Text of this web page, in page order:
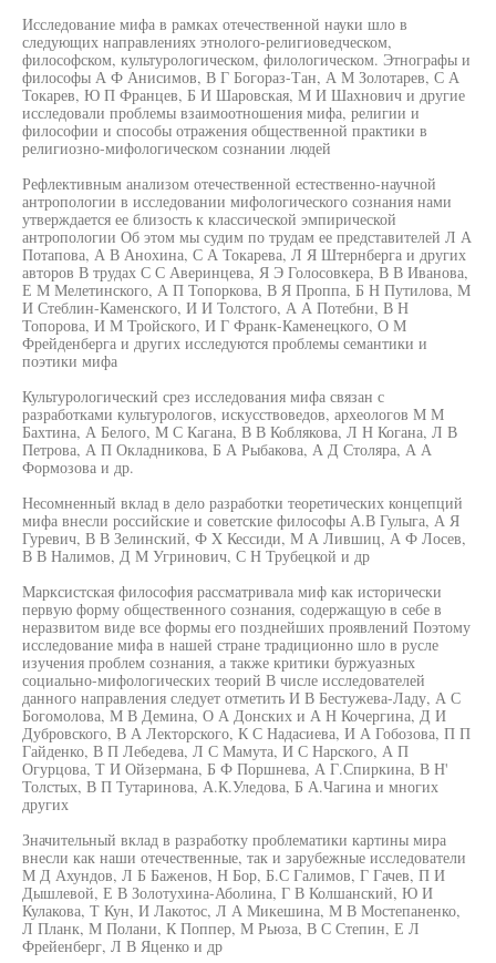
Исследование мифа в рамках отечественной науки шло в
следующих направлениях этнолого-религиоведческом,
философском, культурологическом, филологическом. Этнографы и
философы А Ф Анисимов, В Г Богораз-Тан, А М Золотарев, С А
Токарев, Ю П Францев, Б И Шаровская, М И Шахнович и другие
исследовали проблемы взаимоотношения мифа, религии и
философии и способы отражения общественной практики в
религиозно-мифологическом сознании людей
Рефлективным анализом отечественной естественно-научной
антропологии в исследовании мифологического сознания нами
утверждается ее близость к классической эмпирической
антропологии Об этом мы судим по трудам ее представителей Л А
Потапова, А В Анохина, С А Токарева, Л Я Штернберга и других
авторов В трудах С С Аверинцева, Я Э Голосовкера, В В Иванова,
Е М Мелетинского, А П Топоркова, В Я Проппа, Б Н Путилова, М
И Стеблин-Каменского, И И Толстого, А А Потебни, В Н
Топорова, И М Тройского, И Г Франк-Каменецкого, О М
Фрейденберга и других исследуются проблемы семантики и
поэтики мифа
Культурологический срез исследования мифа связан с
разработками культурологов, искусствоведов, археологов М М
Бахтина, А Белого, М С Кагана, В В Коблякова, Л Н Когана, Л В
Петрова, А П Окладникова, Б А Рыбакова, А Д Столяра, А А
Формозова и др.
Несомненный вклад в дело разработки теоретических концепций
мифа внесли российские и советские философы А.В Гулыга, А Я
Гуревич, В В Зелинский, Ф X Кессиди, М А Лившиц, А Ф Лосев,
В В Налимов, Д М Угринович, С Н Трубецкой и др
Марксистская философия рассматривала миф как исторически
первую форму общественного сознания, содержащую в себе в
неразвитом виде все формы его позднейших проявлений Поэтому
исследование мифа в нашей стране традиционно шло в русле
изучения проблем сознания, а также критики буржуазных
социально-мифологических теорий В числе исследователей
данного направления следует отметить И В Бестужева-Ладу, А С
Богомолова, М В Демина, О А Донских и А Н Кочергина, Д И
Дубровского, В А Лекторского, К С Надасиева, И А Гобозова, П П
Гайденко, В П Лебедева, Л С Мамута, И С Нарского, А П
Огурцова, Т И Ойзермана, Б Ф Поршнева, А Г.Спиркина, В Н'
Толстых, В П Тутаринова, А.К.Уледова, Б А.Чагина и многих
других
Значительный вклад в разработку проблематики картины мира
внесли как наши отечественные, так и зарубежные исследователи
М Д Ахундов, Л Б Баженов, Н Бор, Б.С Галимов, Г Гачев, П И
Дышлевой, Е В Золотухина-Аболина, Г В Колшанский, Ю И
Кулакова, Т Кун, И Лакотос, Л А Микешина, М В Мостепаненко,
Л Планк, М Полани, К Поппер, М Рьюза, В С Степин, Е Л
Фрейенберг, Л В Яценко и др